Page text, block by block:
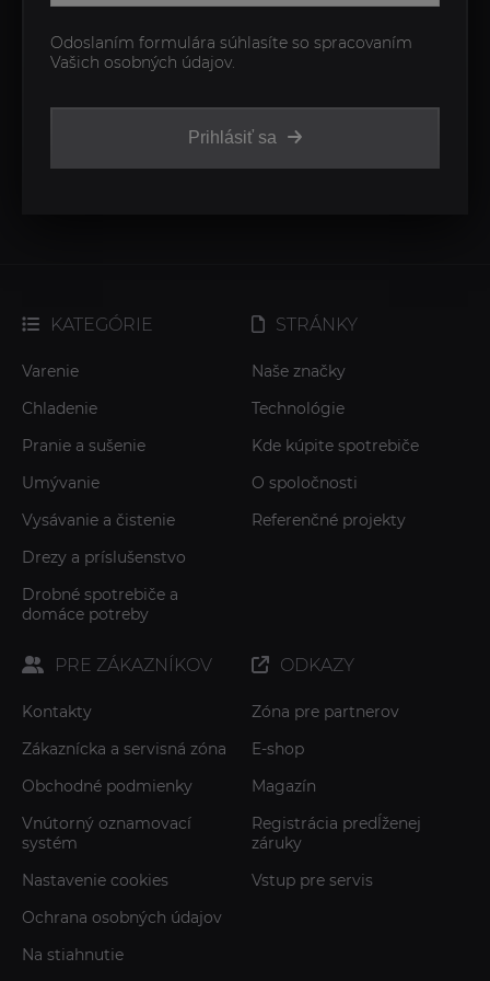
Prihlásiť sa
Odoslaním formulára súhlasíte so spracovaním
Vašich osobných údajov.
KATEGÓRIE
Varenie
Chladenie
Pranie a sušenie
Umývanie
Vysávanie a čistenie
Drezy a príslušenstvo
Drobné spotrebiče a
domáce potreby
STRÁNKY
Naše značky
Technológie
Kde kúpite spotrebiče
O spoločnosti
Referenčné projekty
PRE ZÁKAZNÍKOV
Kontakty
Zákaznícka a servisná zóna
Obchodné podmienky
Vnútorný oznamovací
systém
Nastavenie cookies
Ochrana osobných údajov
Na stiahnutie
ODKAZY
Zóna pre partnerov
E-shop
Magazín
Registrácia predĺženej
záruky
Vstup pre servis